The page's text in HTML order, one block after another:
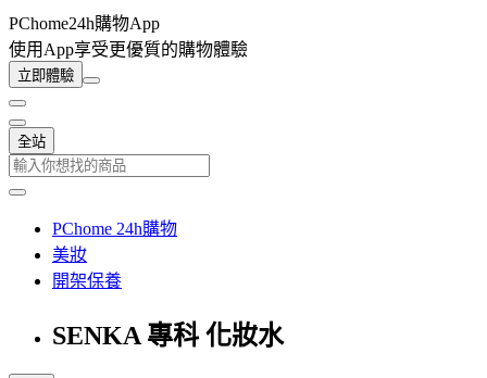
PChome24h購物App
使用App享受更優質的購物體驗
立即體驗
全站
PChome 24h購物
美妝
開架保養
SENKA 專科 化妝水